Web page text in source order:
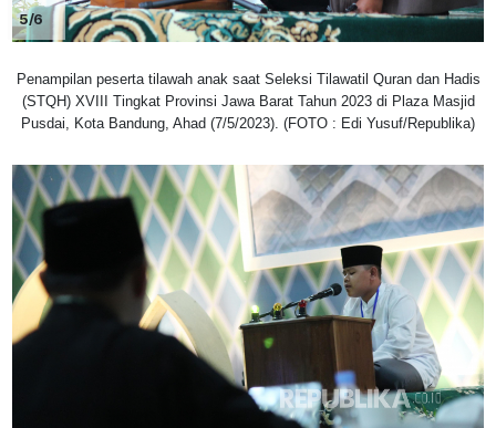
5/6
Penampilan peserta tilawah anak saat Seleksi Tilawatil Quran dan Hadis
(STQH) XVIII Tingkat Provinsi Jawa Barat Tahun 2023 di Plaza Masjid
Pusdai, Kota Bandung, Ahad (7/5/2023). (FOTO : Edi Yusuf/Republika)